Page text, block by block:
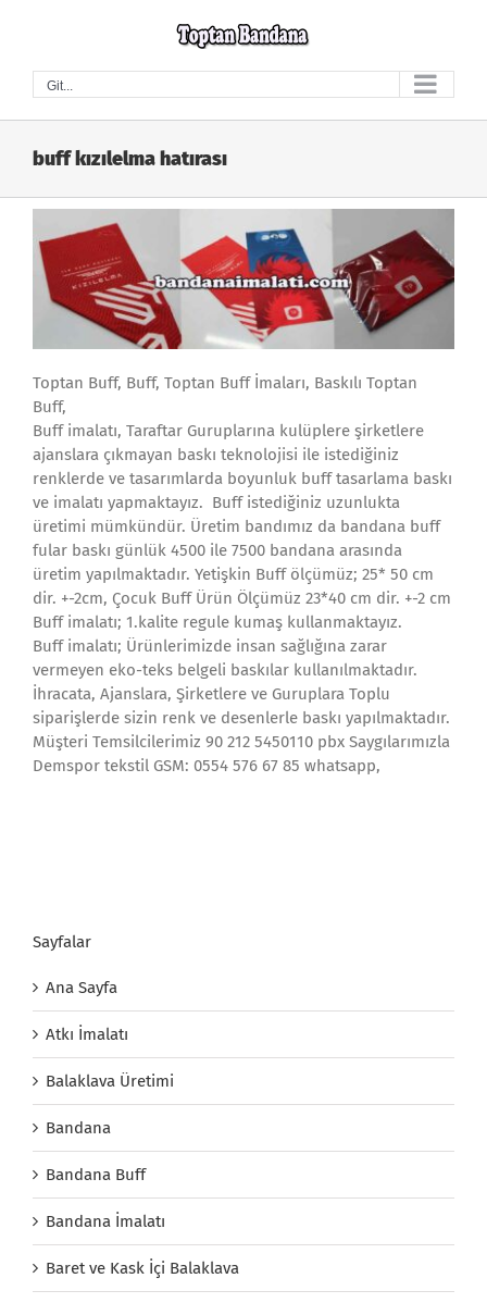
Git...
buff kızılelma hatırası
Toptan Buff, Buff, Toptan Buff İmaları, Baskılı Toptan
Buff,
Buff imalatı, Taraftar Guruplarına kulüplere şirketlere
ajanslara çıkmayan baskı teknolojisi ile istediğiniz
renklerde ve tasarımlarda boyunluk buff tasarlama baskı
ve imalatı yapmaktayız. Buff istediğiniz uzunlukta
üretimi mümkündür. Üretim bandımız da bandana buff
fular baskı günlük 4500 ile 7500 bandana arasında
üretim yapılmaktadır. Yetişkin Buff ölçümüz; 25* 50 cm
dir. +-2cm, Çocuk Buff Ürün Ölçümüz 23*40 cm dir. +-2 cm
Buff imalatı; 1.kalite regule kumaş kullanmaktayız.
Buff imalatı; Ürünlerimizde insan sağlığına zarar
vermeyen eko-teks belgeli baskılar kullanılmaktadır.
İhracata, Ajanslara, Şirketlere ve Guruplara Toplu
siparişlerde sizin renk ve desenlerle baskı yapılmaktadır.
Müşteri Temsilcilerimiz 90 212 5450110 pbx Saygılarımızla
Demspor tekstil GSM: 0554 576 67 85 whatsapp,
Sayfalar
Ana Sayfa
Atkı İmalatı
Balaklava Üretimi
Bandana
Bandana Buff
Bandana İmalatı
Baret ve Kask İçi Balaklava